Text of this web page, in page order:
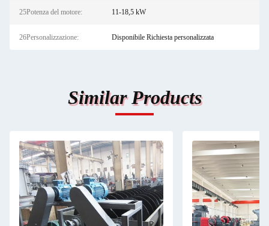
25Potenza del motore: 11-18,5 kW
26Personalizzazione: Disponibile Richiesta personalizzata
Similar Products